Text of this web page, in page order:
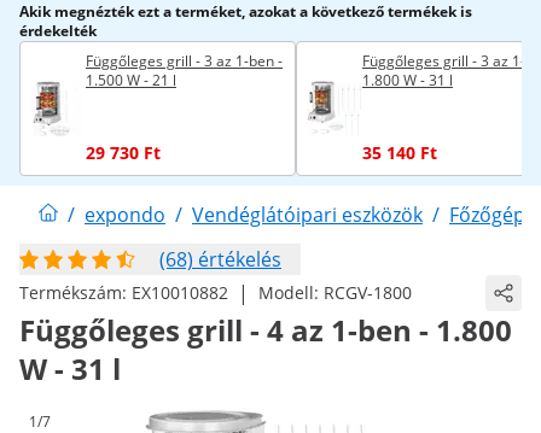
Akik megnézték ezt a terméket, azokat a következő termékek is
érdekelték
Függőleges grill - 3 az 1-ben -
1.500 W - 21 l
29 730 Ft
Függőleges grill - 3 az 1-
1.800 W - 31 l
35 140 Ft
/ expondo / Vendéglátóipari eszközök /
(68) értékelés
Termékszám: EX10010882 | Modell: RCGV-1800
Függőleges grill - 4 az 1-ben - 1.800
W - 31 l
1/7